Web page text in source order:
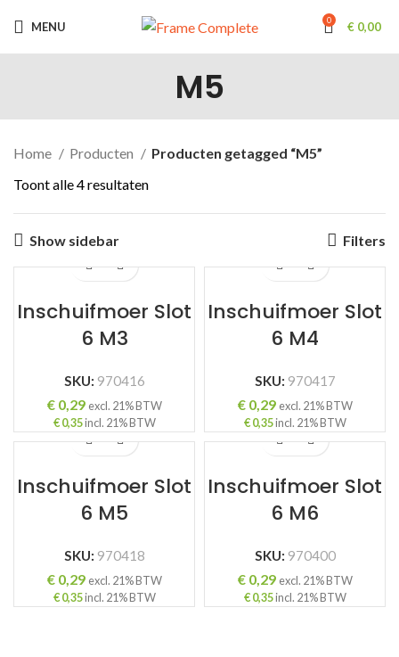
MENU 0 € 0,00
M5
Home Producten
Producten getagged “M5”
Toont alle 4 resultaten
Show sidebar Filters
Inschuifmoer Slot
6 M3
SKU: 970416
€0,29 excl. 21% BTW
€0,35incl. 21% BTW
Inschuifmoer Slot
6 M4
SKU: 970417
€0,29 excl. 21% BTW
€0,35incl. 21% BTW
Inschuifmoer Slot
6 M5
SKU: 970418
€0,29 excl. 21% BTW
€0,35incl. 21% BTW
Inschuifmoer Slot
6 M6
SKU: 970400
€0,29 excl. 21% BTW
€0,35incl. 21% BTW